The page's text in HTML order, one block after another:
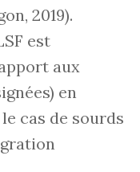
2019).
est
aux
en
cas de sourds